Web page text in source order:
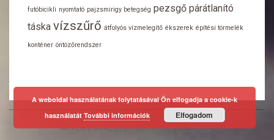
futóbicikli nyomtató pajzsmirigy betegség pezsgő párátlanító
táska vízszűrő átfolyós vízmelegítő ékszerek építési törmelék
konténer öntözőrendszer
Designed usingNeux. Powered byWordPress.
A weboldal használatának folytatásával Ön elfogadja a cookie-k
használatát További információk Elfogadom